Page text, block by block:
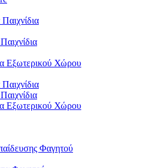
Εξωτερικού Χώρου
Εξωτερικού Χώρου
Φαγητού